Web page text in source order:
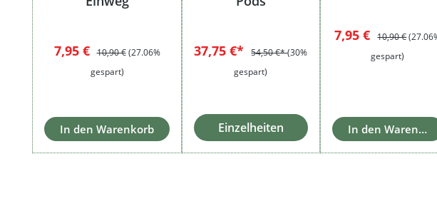
Verkaufspreis:
7,95 € Regulärer Preis:
10,90 € (27.06%
gespart)
In den Warenkorb
37,75 €* 54,50 €*(30%
gespart)
Einzelheiten
Verkaufspreis:
7,95 € Regulärer
10,90 €
gespart)
In den